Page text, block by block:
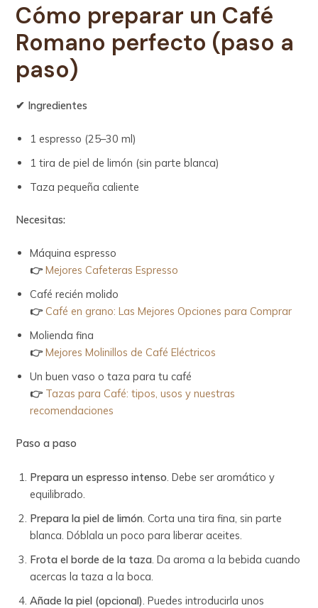
Cómo preparar un Café
Romano perfecto (paso a
paso)
✔ Ingredientes
1 espresso (25–30 ml)
1 tira de piel de limón (sin parte blanca)
Taza pequeña caliente
Necesitas:
Máquina espresso
👉 Mejores Cafeteras Espresso
Café recién molido
👉 Café en grano: Las Mejores Opciones para Comprar
Molienda fina
👉 Mejores Molinillos de Café Eléctricos
Un buen vaso o taza para tu café
👉 Tazas para Café: tipos, usos y nuestras
recomendaciones
Paso a paso
Prepara un espresso intenso . Debe ser aromático y
equilibrado.
Prepara la piel de limón . Corta una tira fina, sin parte
blanca. Dóblala un poco para liberar aceites.
Frota el borde de la taza . Da aroma a la bebida cuando
acercas la taza a la boca.
Añade la piel (opcional) . Puedes introducirla unos